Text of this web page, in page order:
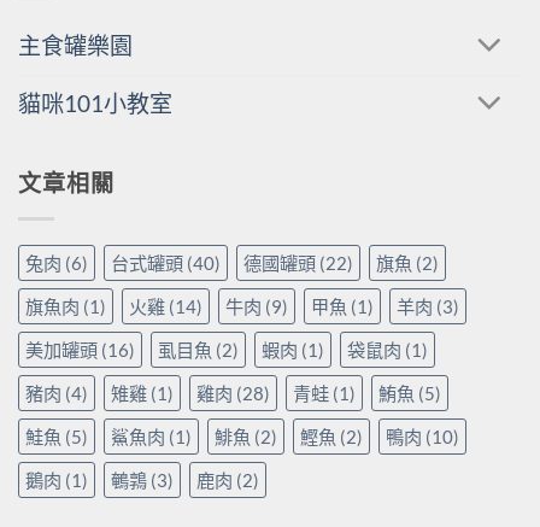
主食罐樂園
貓咪101小教室
文章相關
兔肉 (6) 台式罐頭 (40) 德國罐頭 (22) 旗魚 (2)
旗魚肉 (1) 火雞 (14) 牛肉 (9) 甲魚 (1) 羊肉 (3)
美加罐頭 (16) 虱目魚 (2) 蝦肉 (1) 袋鼠肉 (1)
豬肉 (4) 雉雞 (1) 雞肉 (28) 青蛙 (1) 鮪魚 (5)
鮭魚 (5) 鯊魚肉 (1) 鯡魚 (2) 鰹魚 (2) 鴨肉 (10)
鵝肉 (1) 鵪鶉 (3) 鹿肉 (2)